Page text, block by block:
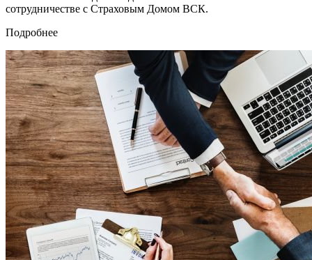
сотрудничестве с Страховым Домом ВСК.
Подробнее